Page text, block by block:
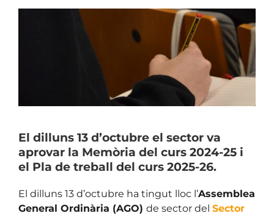
El dilluns 13 d’octubre el sector va
aprovar la Memòria del curs 2024-25 i
el Pla de treball del curs 2025-26.
El dilluns 13 d’octubre ha tingut lloc l’Assemblea
General Ordinària (AGO) de sector del Sector